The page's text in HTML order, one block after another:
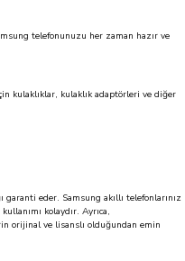
telefonunuzu her zaman hazır ve
kulaklıklar, kulaklık adaptörleri ve diğer
eder. Samsung akıllı telefonlarınız
kolaydır. Ayrıca,
orijinal ve lisanslı olduğundan emin